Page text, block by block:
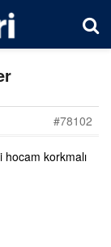
#78102
hocam korkmalı